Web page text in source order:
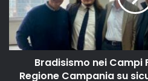
Bradisismo nei Campi
Regione Campania su